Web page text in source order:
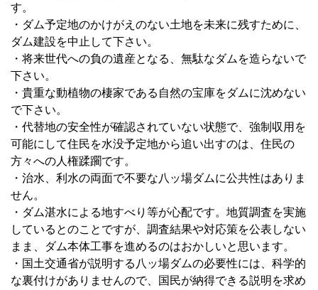
す。
・ダム予定地のかけがえのない土地を未来に残すために、
ダム建設を中止して下さい。
・将来世代への負の遺産となる、無駄なダムを造らないで
下さい。
・貴重な動植物の棲家である自然の宝庫をダムに沈めない
で下さい。
・代替地の安全性が確認されていない状態で、強制収用を
可能にして住民を水没予定地から追い出すのは、住民の
方々への人権蹂躙です。
・治水、利水の両面で不要な八ッ場ダムに公共性はありま
せん。
・ダム湛水による地すべり等が心配です。地質調査を実施
しているとのことですが、調査結果や対応策を公表しない
まま、ダム本体工事を進めるのはおかしいと思います。
・国土交通省が説明する八ッ場ダムの必要性には、科学的
な裏付けがありませんので、国民が納得できる説明を求め